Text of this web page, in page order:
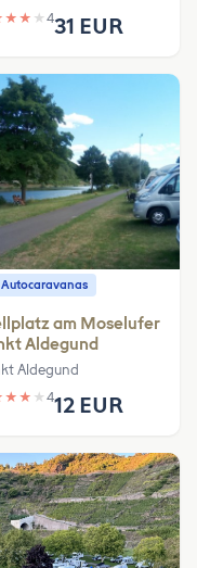
★ ★ ★ 431 EUR
am Moselufer
Aldegund
Aldegund
★ ★ ★ 412 EUR